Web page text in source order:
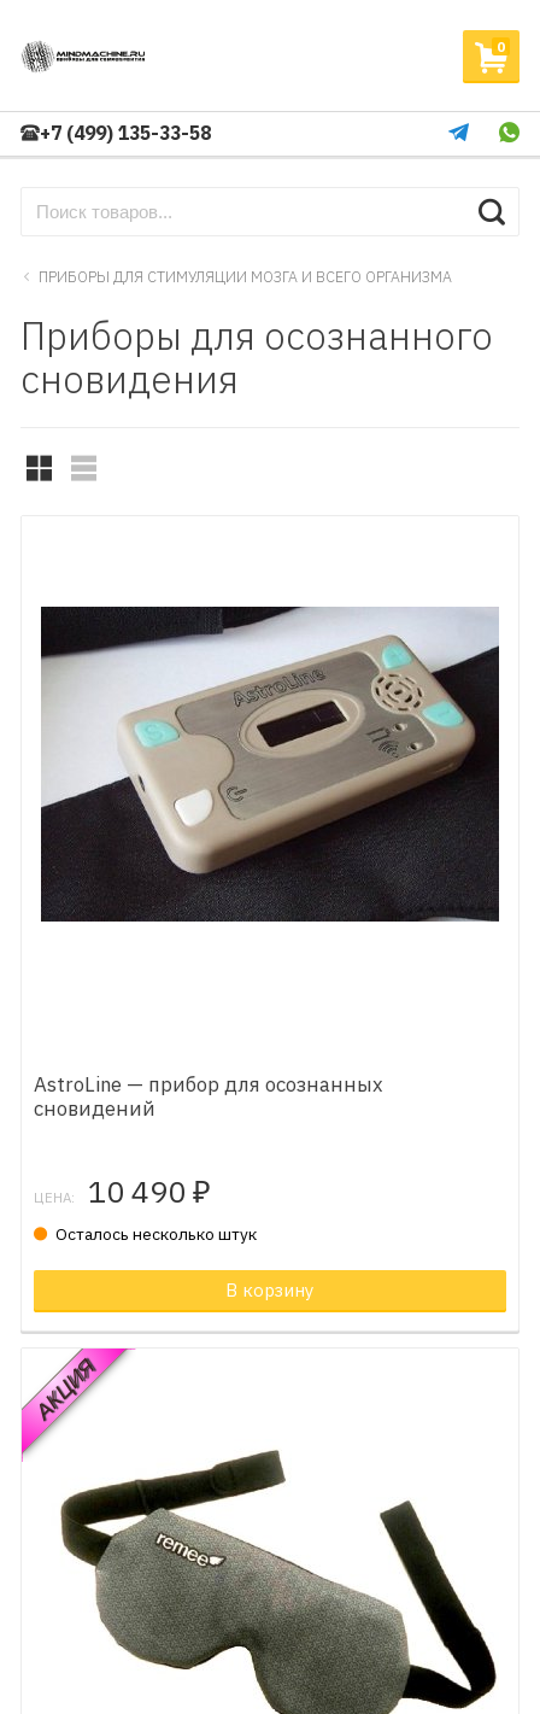
0
+7 (499) 135-33-58
ПРИБОРЫ ДЛЯ СТИМУЛЯЦИИ МОЗГА И ВСЕГО ОРГАНИЗМА
Приборы для осознанного
сновидения
AstroLine — прибор для осознанных
сновидений
ЦЕНА: 10 490 ₽
Осталось несколько штук
В корзину
АКЦИЯ